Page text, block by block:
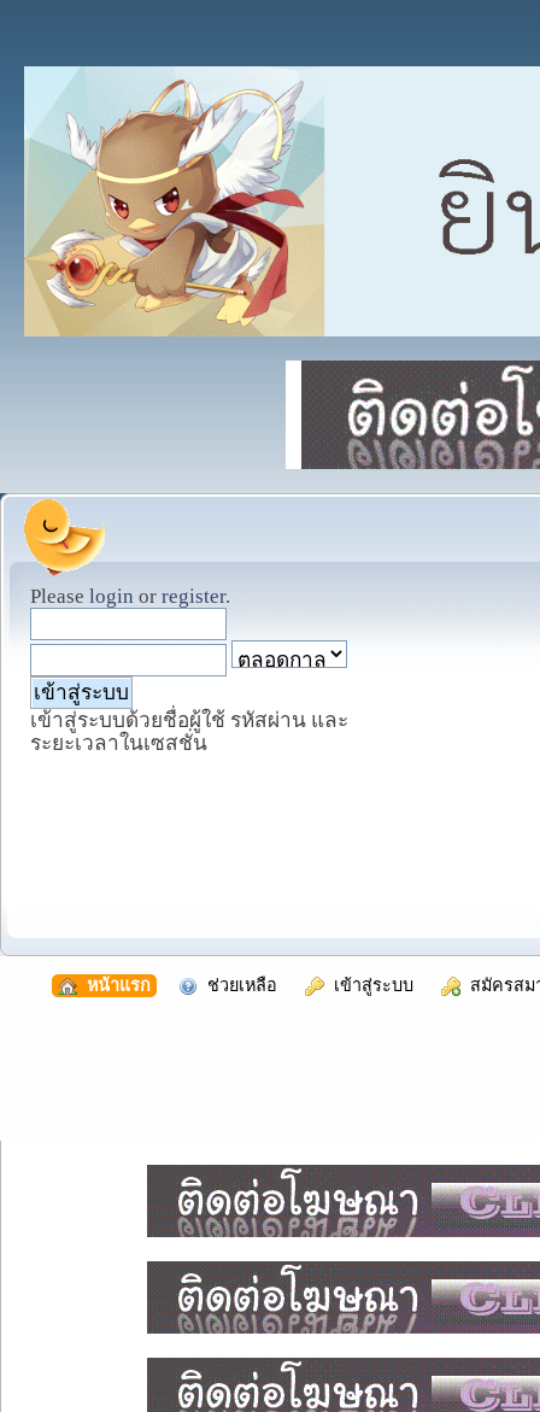
Please login or register.
เข้าสู่ระบบด้วยชื่อผู้ใช้ รหัสผ่าน และ
ระยะเวลาในเซสชั่น
หน้าแรก ช่วยเหลือ เข้าสู่ระบบ สมัครสม